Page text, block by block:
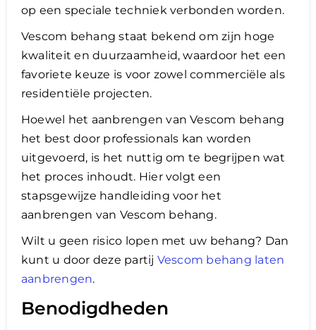
Lening
over advies nederland
Renovlies
op een speciale techniek verbonden worden.
Vescom behang staat bekend om zijn hoge
kwaliteit en duurzaamheid, waardoor het een
favoriete keuze is voor zowel commerciële als
residentiële projecten.
Hoewel het aanbrengen van Vescom behang
het best door professionals kan worden
uitgevoerd, is het nuttig om te begrijpen wat
het proces inhoudt. Hier volgt een
stapsgewijze handleiding voor het
aanbrengen van Vescom behang.
Wilt u geen risico lopen met uw behang? Dan
kunt u door deze partij Vescom behang laten
aanbrengen.
Benodigdheden